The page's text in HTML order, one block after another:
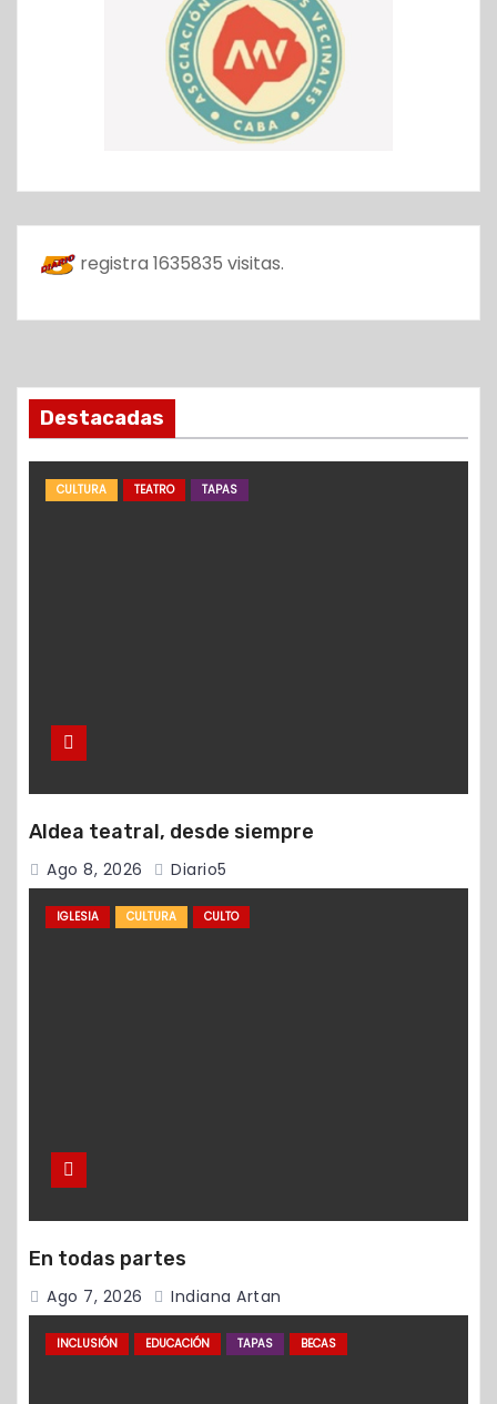
registra 1635835 visitas.
Destacadas
CULTURA TEATRO TAPAS
Aldea teatral, desde siempre
Ago 8, 2026 Diario5
IGLESIA CULTURA CULTO
En todas partes
Ago 7, 2026 Indiana Artan
INCLUSIÓN EDUCACIÓN TAPAS BECAS